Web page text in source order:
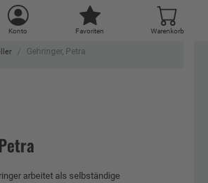
Konto Favoriten Warenkorb
Gehringer, Petra
arbeitet als selbständige